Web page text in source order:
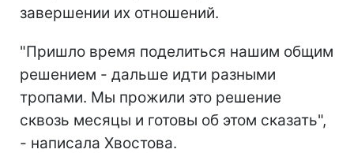
завершении их отношений.
"Пришло время поделиться нашим общим
решением - дальше идти разными
тропами. Мы прожили это решение
сквозь месяцы и готовы об этом сказать",
- написала Хвостова.